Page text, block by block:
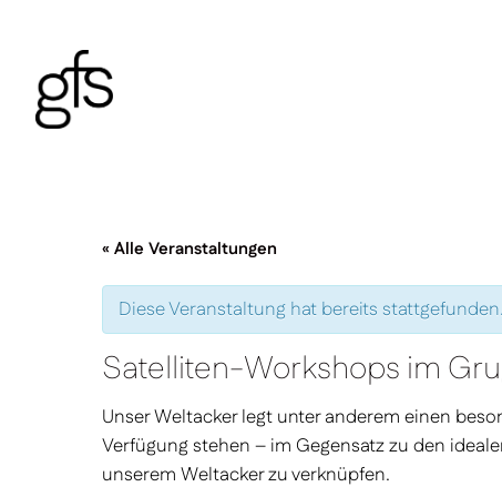
« Alle Veranstaltungen
Diese Veranstaltung hat bereits stattgefunden.
Satelliten-Workshops im
Unser Weltacker legt unter anderem einen
Verfügung stehen – im Gegensatz zu den
unserem Weltacker zu verknüpfen.